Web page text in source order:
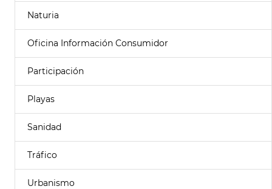
Naturia
Oficina Información Consumidor
Participación
Playas
Sanidad
Tráfico
Urbanismo